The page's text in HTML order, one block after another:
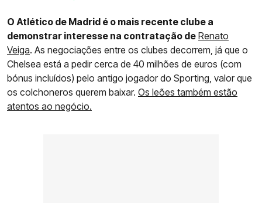
O Atlético de Madrid é o mais recente clube a
demonstrar interesse na contratação de Renato
Veiga. As negociações entre os clubes decorrem, já que o
Chelsea está a pedir cerca de 40 milhões de euros (com
bónus incluídos) pelo antigo jogador do Sporting, valor que
os colchoneros querem baixar. Os leões também estão
atentos ao negócio.